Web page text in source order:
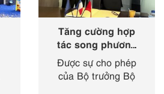
Tăng cường hợp
tác song phương
giữa Cục Sở hữu
trí tuệ với Viện
Sở hữu công
Được sự cho phép
của Bộ trưởng Bộ